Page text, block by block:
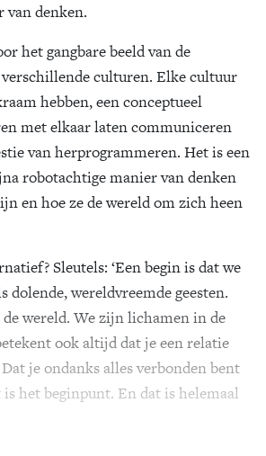
van denken.
het gangbare beeld van de
culturen. Elke cultuur
hebben, een conceptueel
met elkaar laten communiceren
van herprogrammeren. Het is een
robotachtige manier van denken
en hoe ze de wereld om zich heen
Sleutels: ‘Een begin is dat we
dolende, wereldvreemde geesten.
de wereld. We zijn lichamen in de
ook altijd dat je een relatie
je ondanks alles verbonden bent
het beginpunt. En dat is helemaal